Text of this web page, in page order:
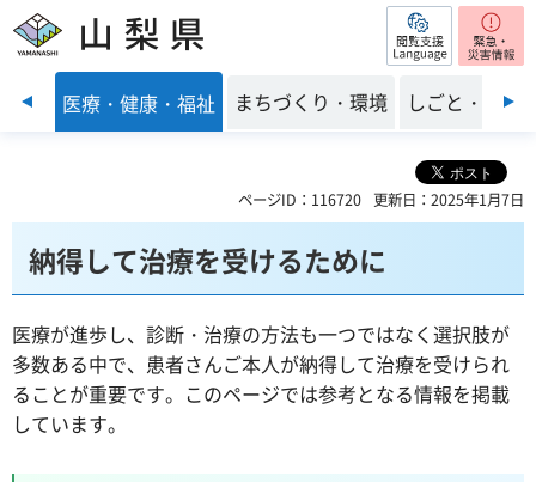
山梨県 閲覧支援
て 医療・健康・福祉 まちづくり・環境 しごと・産業
ページID：116720 更新日：2025年1月7日
納得して治療を受けるために
医療が進歩し、診断・治療の方法も一つではなく選択肢が
多数ある中で、患者さんご本人が納得して治療を受けられ
ることが重要です。このページでは参考となる情報を掲載
しています。